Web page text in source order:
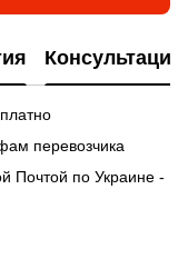
Консультация
перевозчика
Почтой по Украине -